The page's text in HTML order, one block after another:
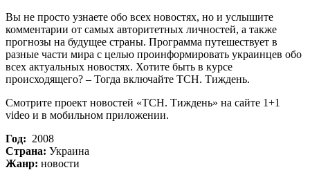
Вы не просто узнаете обо всех новостях, но и услышите
комментарии от самых авторитетных личностей, а также
прогнозы на будущее страны. Программа путешествует в
разные части мира с целью проинформировать украинцев обо
всех актуальных новостях. Хотите быть в курсе
происходящего? – Тогда включайте ТСН. Тиждень.
Смотрите проект новостей «ТСН. Тиждень» на сайте 1+1
video и в мобильном приложении.
Год: 2008
Страна: Украина
Жанр: новости